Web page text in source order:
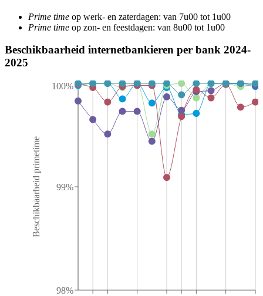
Prime time op werk- en zaterdagen: van 7u00 tot 1u00
Prime time op zon- en feestdagen: van 8u00 tot 1u00
Beschikbaarheid internetbankieren per bank 2024-
2025
Beschikbaarheid primetime
98%
99%
100%